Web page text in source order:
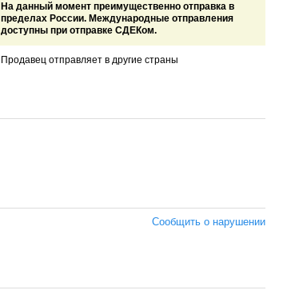
На данный момент преимущественно отправка в
пределах России. Международные отправления
доступны при отправке СДЕКом.
Продавец отправляет в другие страны
Сообщить о нарушении